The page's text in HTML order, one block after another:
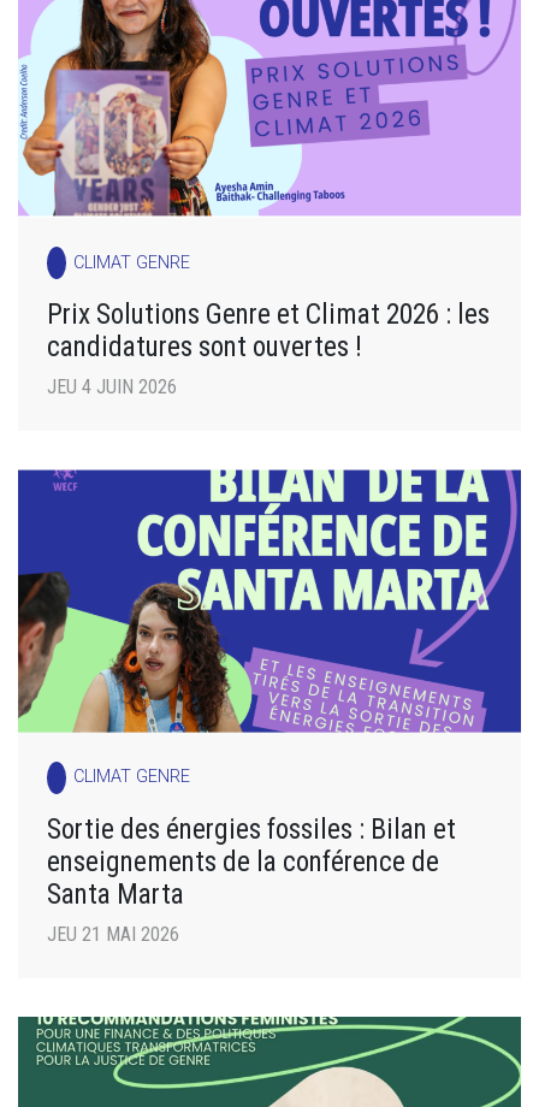
CLIMAT GENRE
Prix Solutions Genre et Climat 2026 : les
candidatures sont ouvertes !
JEU 4 JUIN 2026
CLIMAT GENRE
Sortie des énergies fossiles : Bilan et
enseignements de la conférence de
Santa Marta
JEU 21 MAI 2026